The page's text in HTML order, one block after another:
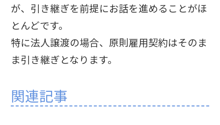
が、引き継ぎを前提にお話を進めることがほ
とんどです。
特に法人譲渡の場合、原則雇用契約はそのま
ま引き継ぎとなります。
関連記事